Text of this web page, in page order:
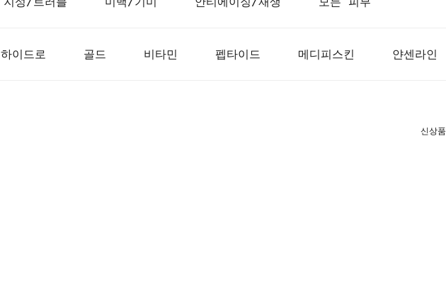
하이드로 골드 비타민 펩타이드 메디피스킨 얀센라인
신상품